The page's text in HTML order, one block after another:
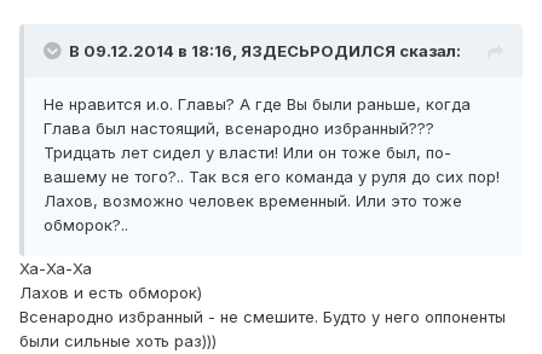
В 09.12.2014 в 18:16, ЯЗДЕСЬРОДИЛСЯ сказал:
Не нравится и.о. Главы? А где Вы были раньше, когда
Глава был настоящий, всенародно избранный???
Тридцать лет сидел у власти! Или он тоже был, по-
вашему не того?.. Так вся его команда у руля до сих пор!
Лахов, возможно человек временный. Или это тоже
обморок?..
Ха-Ха-Ха
Лахов и есть обморок)
Всенародно избранный - не смешите. Будто у него оппоненты
были сильные хоть раз)))